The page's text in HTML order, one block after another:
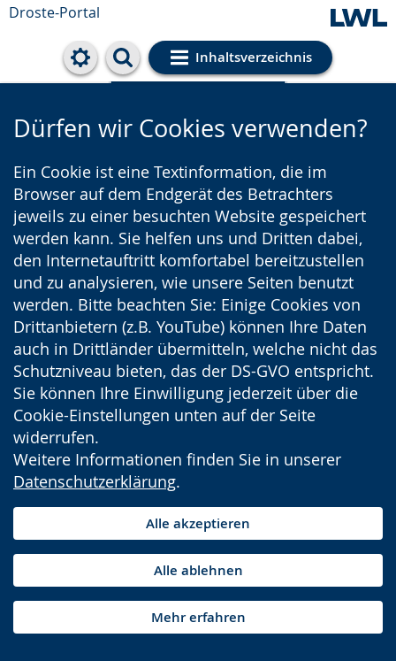
Droste-Portal
Inhaltsverzeichnis
Cookie-Einstellungen
Dürfen wir Cookies verwenden?
Ein Cookie ist eine Textinformation, die im
Browser auf dem Endgerät des Betrachters
jeweils zu einer besuchten Website gespeichert
werden kann. Sie helfen uns und Dritten dabei,
den Internetauftritt komfortabel bereitzustellen
und zu analysieren, wie unsere Seiten benutzt
werden. Bitte beachten Sie: Einige Cookies von
Drittanbietern (z.B. YouTube) können Ihre Daten
auch in Drittländer übermitteln, welche nicht das
Schutzniveau bieten, das der DS-GVO entspricht.
Sie können Ihre Einwilligung jederzeit über die
Cookie-Einstellungen unten auf der Seite
widerrufen.
Weitere Informationen finden Sie in unserer
Datenschutzerklärung.
Alle akzeptieren
Alle ablehnen
Mehr erfahren